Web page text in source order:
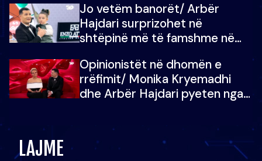
çoja luftën time deri në fund
Jo vetëm banorët/ Arbër
Hajdari surprizohet në
shtëpinë më të famshme në
vajzën e tij
Opinionistët në dhomën e
rrëfimit/ Monika Kryemadhi
dhe Arbër Hajdari pyeten nga
LAJME